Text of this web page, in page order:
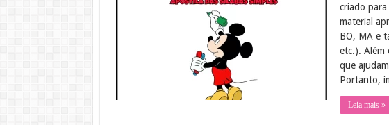
Sílabas
Simples
criado
material
BO, MA e
etc.). Além
que
Portanto,
Leia mais »